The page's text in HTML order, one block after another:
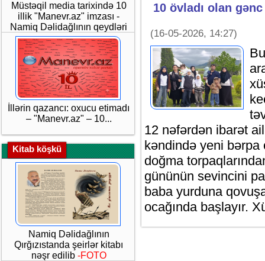
Müstəqil media tarixində 10
illik "Manevr.az" imzası -
Namiq Dəlidağlının qeydləri
İllərin qazancı: oxucu etimadı
– "Manevr.az" – 10...
Kitab köşkü
Namiq Dəlidağlının
Qırğızıstanda şeirlər kitabı
nəşr edilib -FOTO
10 övladı olan
(16-05-2026, 14:27)
12 nəfərdən ibarət
kəndində yeni
doğma
gününün sevincini
baba yurduna
ocağında başlayır.